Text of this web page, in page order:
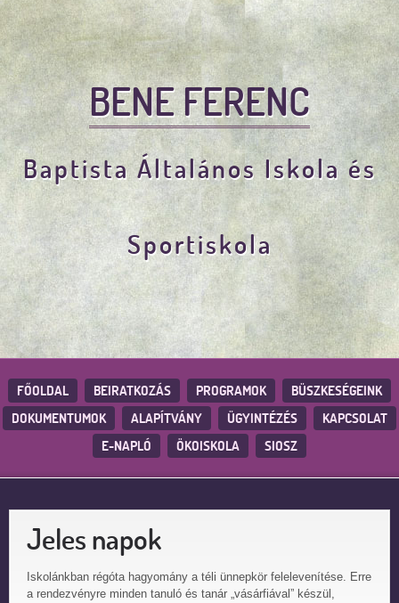
BENE FERENC
Baptista Általános Iskola és
Sportiskola
FŐOLDAL BEIRATKOZÁS PROGRAMOK
BÜSZKESÉGEINK
DOKUMENTUMOK
ALAPÍTVÁNY ÜGYINTÉZÉS
KAPCSOLAT
E-NAPLÓ
ÖKOISKOLA SIOSZ
Jeles napok
Iskolánkban régóta hagyomány a téli ünnepkör felelevenítése. Erre
a rendezvényre minden tanuló és tanár „vásárfiával” készül,